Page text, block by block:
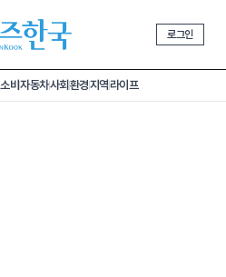
로그인
소비 자동차사회환경지역라이프